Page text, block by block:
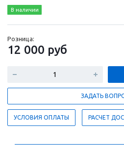
В наличии
Розница:
12 000 руб
ЗАДАТЬ
УСЛОВИЯ ОПЛАТЫ РАСЧЕТ